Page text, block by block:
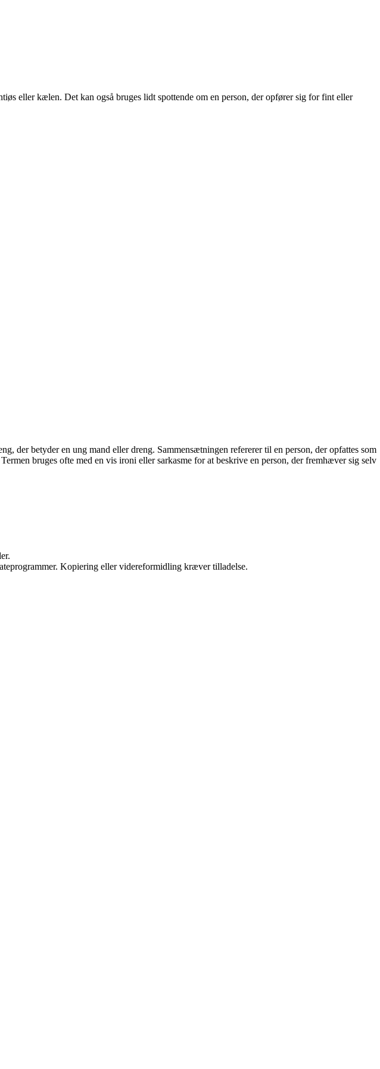
eller kælen. Det kan også bruges lidt spottende om en person, der opfører sig for fint eller
der betyder en ung mand eller dreng. Sammensætningen refererer til en person, der opfattes som
bruges ofte med en vis ironi eller sarkasme for at beskrive en person, der fremhæver sig selv
Kopiering eller videreformidling kræver tilladelse.